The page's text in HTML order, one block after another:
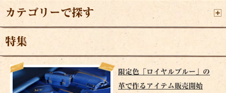
カテゴリーで探す
特集
限定色「ロイヤルブルー」の
革で作るアイテム販売開始